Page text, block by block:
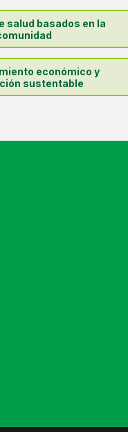
salud basados en la
económico y
sustentable